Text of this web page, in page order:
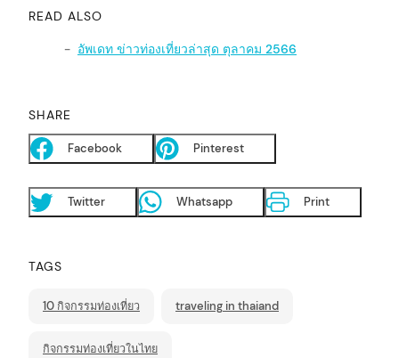
READ ALSO
อัพเดท ข่าวท่องเที่ยวล่าสุด ตุลาคม 2566
SHARE
Facebook Pinterest
Twitter Whatsapp Print
TAGS
10 กิจกรรมท่องเที่ยว traveling in thaiand
กิจกรรมท่องเที่ยวในไทย